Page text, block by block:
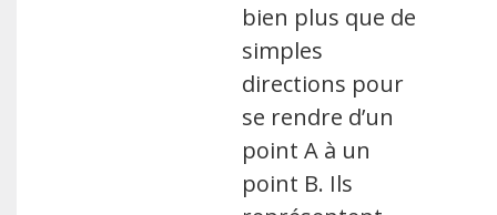
bien plus que de
simples
directions pour
se rendre d’un
point A à un
point B. Ils